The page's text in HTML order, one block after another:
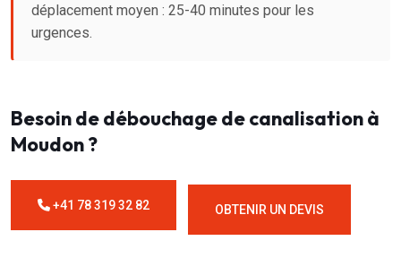
déplacement moyen : 25-40 minutes pour les
urgences.
Besoin de débouchage de canalisation à
Moudon ?
+41 78 319 32 82 OBTENIR UN DEVIS